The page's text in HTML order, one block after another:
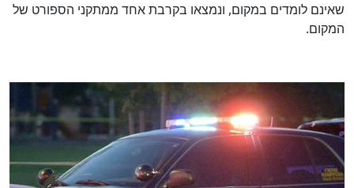
שאינם לומדים במקום, ונמצאו בקרבת אחד ממתקני הספורט של
המקום.